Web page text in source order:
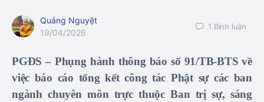
Quảng Nguyệt
19/04/2026
1 Bình luận
PGĐS – Phụng hành thông báo số 91/TB-BTS về
việc báo cáo tổng kết công tác Phật sự các ban
ngành chuyên môn trực thuộc Ban trị sự, sáng